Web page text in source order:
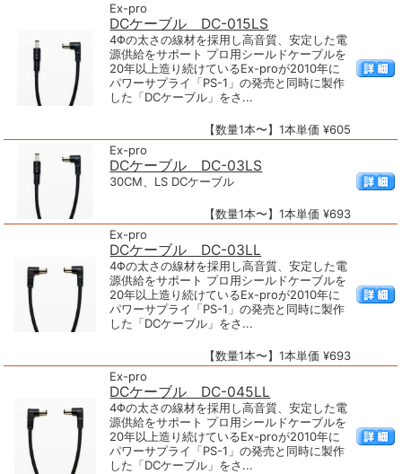
Ex-pro
DCケーブル DC-015LS
4Φの太さの線材を採用し高音質、安定した電
源供給をサポート プロ用シールドケーブルを
20年以上造り続けているEx-proが2010年に
パワーサプライ「PS-1」の発売と同時に製作
した「DCケーブル」をさ...
【数量1本〜】1本単価 ¥605
Ex-pro
DCケーブル DC-03LS
30CM、LS DCケーブル
【数量1本〜】1本単価 ¥693
Ex-pro
DCケーブル DC-03LL
4Φの太さの線材を採用し高音質、安定した電
源供給をサポート プロ用シールドケーブルを
20年以上造り続けているEx-proが2010年に
パワーサプライ「PS-1」の発売と同時に製作
した「DCケーブル」をさ...
【数量1本〜】1本単価 ¥693
Ex-pro
DCケーブル DC-045LL
4Φの太さの線材を採用し高音質、安定した電
源供給をサポート プロ用シールドケーブルを
20年以上造り続けているEx-proが2010年に
パワーサプライ「PS-1」の発売と同時に製作
した「DCケーブル」をさ...